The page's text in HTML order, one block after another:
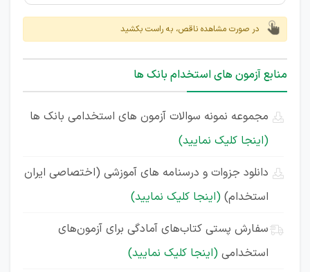
در صورت مشاهده ناقص، به راست بکشید
منابع آزمون های استخدام بانک ها
مجموعه نمونه سوالات آزمون های استخدامی بانک ها
(اینجا کلیک نمایید)
دانلود جزوات و درسنامه های آموزشی (اختصاصی ایران
استخدام) (اینجا کلیک نمایید)
سفارش پستی کتاب‌های آمادگی برای آزمون‌های
استخدامی (اینجا کلیک نمایید)